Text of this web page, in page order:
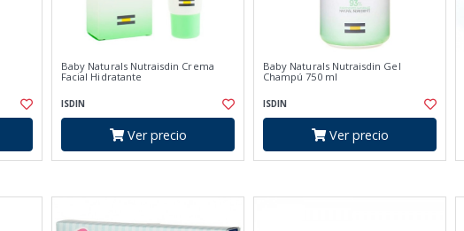
Baby Naturals Nutraisdin Crema
Facial Hidratante
ISDIN
Ver precio
Baby Naturals Nutraisdin Gel
Champú 750 ml
ISDIN
Ver precio